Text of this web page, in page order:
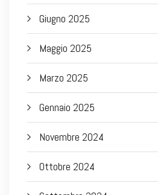
Giugno 2025
Maggio 2025
Marzo 2025
Gennaio 2025
Novembre 2024
Ottobre 2024